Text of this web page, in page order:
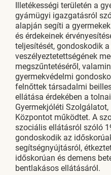
Illetékességi területén a
gyámügyi igazgatásról
alapján segíti a
és érdekeinek
teljesítését, gondoskodik
veszélyeztetettségének
megszűntetéséről,
gyermekvédelmi
felnőttek társadalmi
ellátása érdekében a
Gyermekjóléti
Központot működtet. A
szociális ellátásról szóló
gondoskodik az
segítségnyújtásról,
időskorúan és demens
bentlakásos ellátásáról.